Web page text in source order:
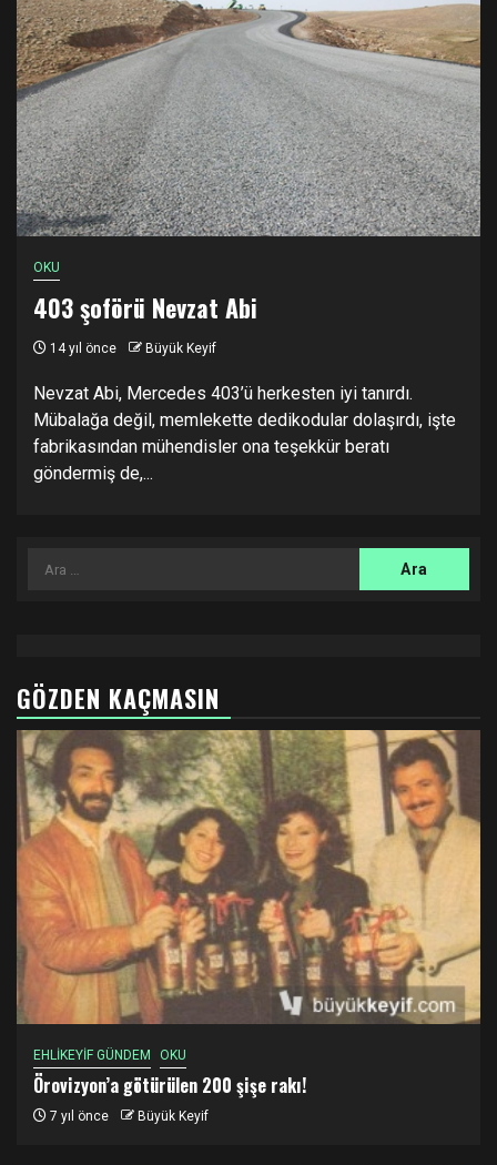
OKU
403 şoförü Nevzat Abi
14 yıl önce Büyük Keyif
Nevzat Abi, Mercedes 403’ü herkesten iyi tanırdı.
Mübalağa değil, memlekette dedikodular dolaşırdı, işte
fabrikasından mühendisler ona teşekkür beratı
göndermiş de,...
Arama:
GÖZDEN KAÇMASIN
EHLİKEYİF GÜNDEM OKU
Örovizyon’a götürülen 200 şişe rakı!
7 yıl önce Büyük Keyif